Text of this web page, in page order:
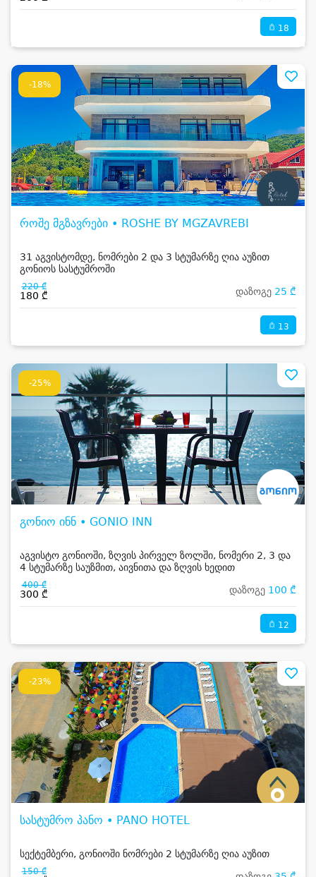
18
-18%
როშე მგზავრები • ROSHE BY MGZAVREBI
31 აგვისტომდე, ნომრები 2 და 3 სტუმარზე ღია აუზით
გონიოს სასტუმროში
220 ₾
180 ₾ დაზოგე 25 ₾
13
-25%
გონიო ინნ • GONIO INN
აგვისტო გონიოში, ზღვის პირველ ზოლში, ნომერი 2, 3 და
4 სტუმარზე საუზმით, აივნითა და ზღვის ხედით
400 ₾
300 ₾ დაზოგე 100 ₾
12
-23%
სასტუმრო პანო • PANO HOTEL
სექტემბერი, გონიოში ნომრები 2 სტუმარზე ღია აუზით
150 ₾